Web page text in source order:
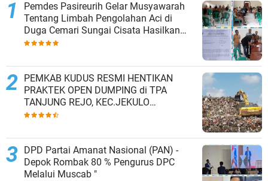
Pemdes Pasireurih Gelar Musyawarah
Tentang Limbah Pengolahan Aci di
Duga Cemari Sungai Cisata Hasilkan
Kesepakatan Tutup Sementara
PEMKAB KUDUS RESMI HENTIKAN
PRAKTEK OPEN DUMPING di TPA
TANJUNG REJO, KEC.JEKULO
KAB.KUDUS,BERLAKUKAN SISTEM
DPD Partai Amanat Nasional (PAN) -
Depok Rombak 80 % Pengurus DPC
Melalui Muscab "